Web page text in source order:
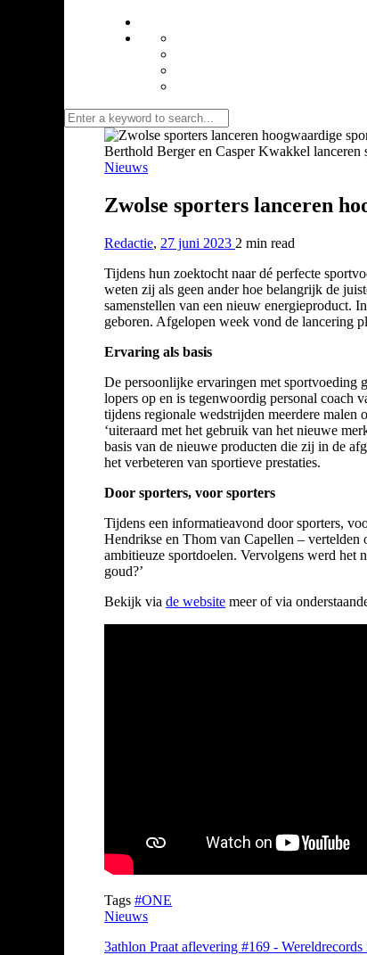
Berthold Berger en Casper Kwakkel
Nieuws
Zwolse sporters lanceren
Redactie, 27 juni 2023 2 min read
Tijdens hun zoektocht naar dé perfecte
weten zij als geen ander hoe belangrijk de
samenstellen van een nieuw energieproduct.
geboren. Afgelopen week vond de lancering
Ervaring als basis
De persoonlijke ervaringen met sportvoeding
lopers op en is tegenwoordig personal coach
tijdens regionale wedstrijden meerdere
‘uiteraard met het gebruik van het nieuwe
basis van de nieuwe producten die zij in de
het verbeteren van sportieve prestaties.
Door sporters, voor sporters
Tijdens een informatieavond door sporters,
Hendrikse en Thom van Capellen – vertelden
ambitieuze sportdoelen. Vervolgens werd het
goud?’
Bekijk via de website meer of via
Tags #ONE
Nieuws
3athlon Praat aflevering #169 -